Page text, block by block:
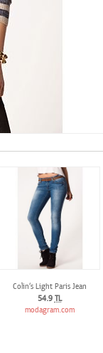
Colin‘s Light Paris Jean
54.9 TL
modagram.com